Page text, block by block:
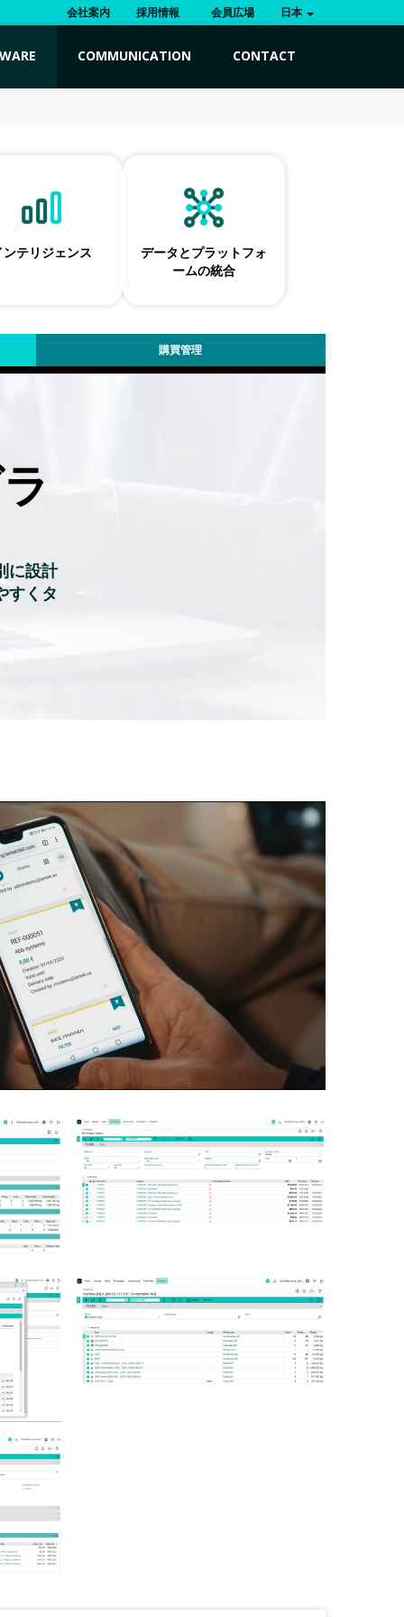
会社案内 採用情報 会員広場 日本
COMMUNICATION CONTACT
ンテリジェンス
データとプラットフォ
ームの統合
購買管理
に設計
すくタ